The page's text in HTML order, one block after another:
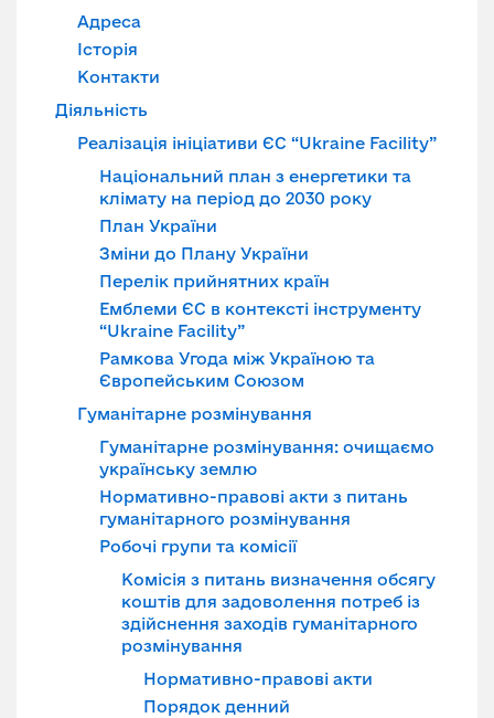
Адреса
Історія
Контакти
Діяльність
Реалізація ініціативи ЄС “Ukraine Facility”
Національний план з енергетики та
клімату на період до 2030 року
План України
Зміни до Плану України
Перелік прийнятних країн
Емблеми ЄС в контексті інструменту
“Ukraine Facility”
Рамкова Угода між Україною та
Європейським Союзом
Гуманітарне розмінування
Гуманітарне розмінування: очищаємо
українську землю
Нормативно-правові акти з питань
гуманітарного розмінування
Робочі групи та комісії
Комісія з питань визначення обсягу
коштів для задоволення потреб із
здійснення заходів гуманітарного
розмінування
Нормативно-правові акти
Порядок денний